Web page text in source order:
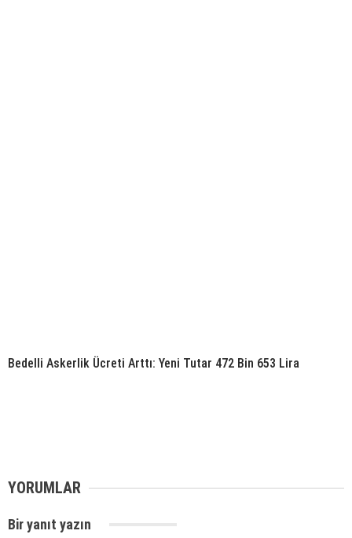
Bedelli Askerlik Ücreti Arttı: Yeni Tutar 472 Bin 653 Lira
YORUMLAR
Bir yanıt yazın